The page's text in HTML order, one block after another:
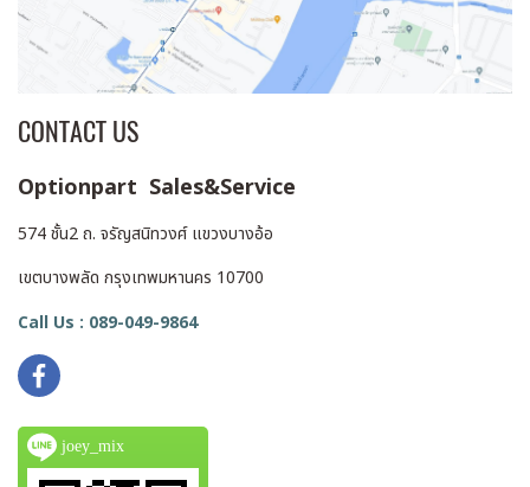
CONTACT US
Optionpart Sales&Service
574 ชั้น2 ถ. จรัญสนิทวงศ์ แขวงบางอ้อ
เขตบางพลัด กรุงเทพมหานคร 10700
Call Us : 089-049-9864
joey_mix